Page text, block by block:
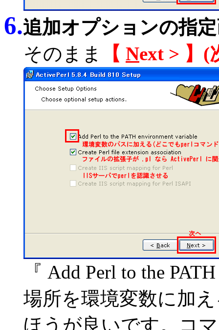
6.追加オプションの指
そのまま
【 Next > 】(
『 Add Perl to the
場所を環境変数に加
ほうが良いです。コ